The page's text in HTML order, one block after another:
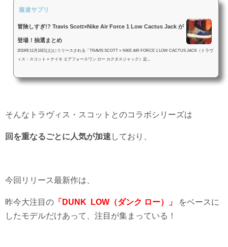
服速サプリ
冒険しすぎ!? Travis Scott×Nike Air Force 1 Low Cactus Jack が
登場！抽選まとめ
2019年11月16日(土)にリリースされる「TRAVIS SCOTT × NIKE AIR FORCE 1 LOW CACTUS JACK（トラヴ
ィス・スコット × ナイキ エアフォースワン ロー カクタスジャック）定...
そんなトラヴィス・スコットとのコラボシリーズは
回を重なるごとに人気が加速 しており、
今回リリース最新作は、
昨今大注目の 「DUNK LOW（ダンク ロー）」
をベースに
したモデルだけあって、注目が集まっている！